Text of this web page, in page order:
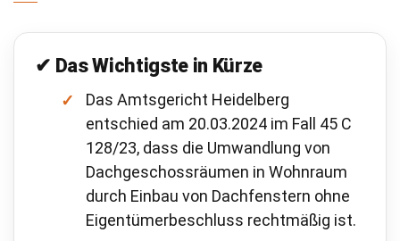
✔ Das Wichtigste in Kürze
Das Amtsgericht Heidelberg
entschied am 20.03.2024 im Fall 45 C
128/23, dass die Umwandlung von
Dachgeschossräumen in Wohnraum
durch Einbau von Dachfenstern ohne
Eigentümerbeschluss rechtmäßig ist.